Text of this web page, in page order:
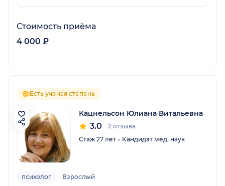
Стоимость приёма
4 000 ₽
Есть ученая степень
Кацнельсон Юлиана Витальевна
3.0
2 отзыва
Стаж 27 лет
Кандидат мед. наук
психолог Взрослый